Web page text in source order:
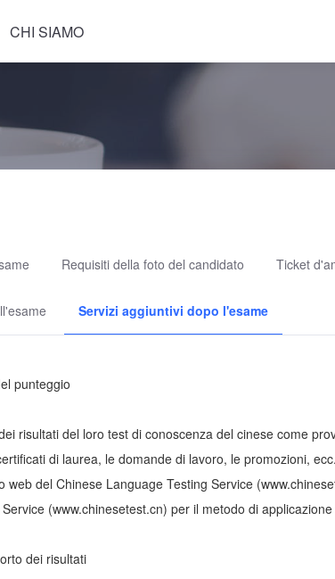
CHI SIAMO
Requisiti della foto del candidato Ticket
Servizi aggiuntivi dopo l'esame
punteggio
risultati del loro test di conoscenza del cinese come
di laurea, le domande di lavoro, le promozioni,
web del Chinese Language Testing Service
(www.chinesetest.cn) per il metodo di
dei risultati